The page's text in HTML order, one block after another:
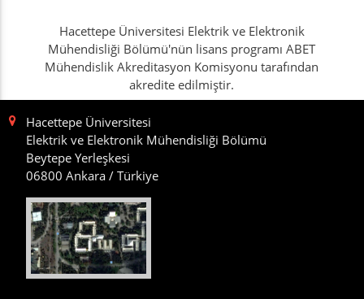
Hacettepe Üniversitesi Elektrik ve Elektronik
Mühendisliği Bölümü'nün lisans programı ABET
Mühendislik Akreditasyon Komisyonu tarafından
akredite edilmiştir.
Hacettepe Üniversitesi
Elektrik ve Elektronik Mühendisliği Bölümü
Beytepe Yerleşkesi
06800 Ankara / Türkiye